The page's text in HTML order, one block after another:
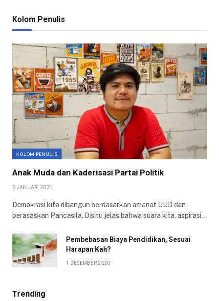
Kolom Penulis
KOLOM PENULIS
Anak Muda dan Kaderisasi Partai Politik
5 JANUARI 2024
Demokrasi kita dibangun berdasarkan amanat UUD dan
berasaskan Pancasila. Disitu jelas bahwa suara kita, aspirasi…
Pembebasan Biaya Pendidikan, Sesuai
Harapan Kah?
1 DESEMBER 2020
Trending